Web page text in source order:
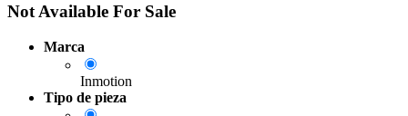
Not Available For Sale
Marca
Inmotion
Tipo de pieza